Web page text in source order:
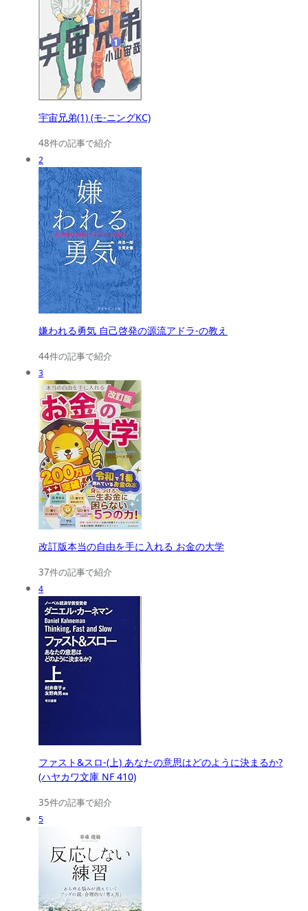
宇宙兄弟(1) (モ-ニングKC)
48件の記事で紹介
2
嫌われる勇気 自己啓発の源流アドラ-の教え
44件の記事で紹介
3
改訂版本当の自由を手に入れる お金の大学
37件の記事で紹介
4
ファスト&スロ-(上) あなたの意思はどのように決まるか?
(ハヤカワ文庫 NF 410)
35件の記事で紹介
5